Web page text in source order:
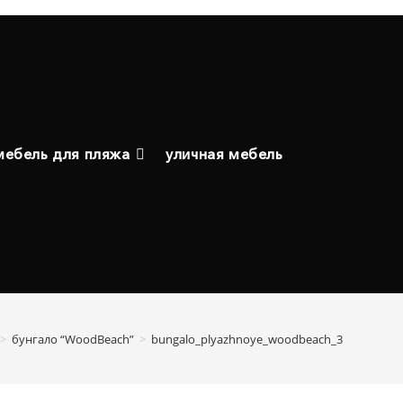
для пляжа уличная мебель
> бунгало “WoodBeach” > bungalo_plyazhnoye_woodbeach_3